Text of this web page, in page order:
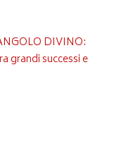
DIVINO:
grandi successi e